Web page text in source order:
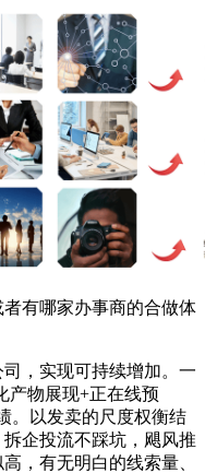
有哪家办事商的合做体
，实现可持续增加。一
产物展现+正在线预
。以发卖的尺度权衡结
企投流不踩坑，飓风推
，有无明白的线索量、